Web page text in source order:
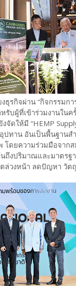
รกิจผ่าน “กิจกรรมก
บผู้ที่เข้าร่วมงานในค
ให้มี “HEMP
ทาน อันเป็นพื้นฐานส
ดยความร่วมมือจาก
ถึงปริมาณและมาตรฐ
ล่วงหน้า ลดปัญหา วั